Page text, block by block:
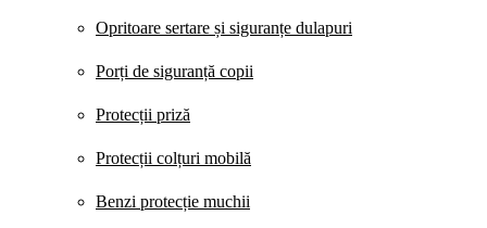
Opritoare sertare și siguranțe dulapuri
Porți de siguranță copii
Protecții priză
Protecții colțuri mobilă
Benzi protecție muchii